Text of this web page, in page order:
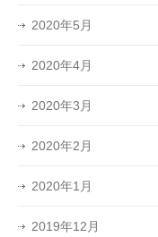
2020年5月
2020年4月
2020年3月
2020年2月
2020年1月
2019年12月